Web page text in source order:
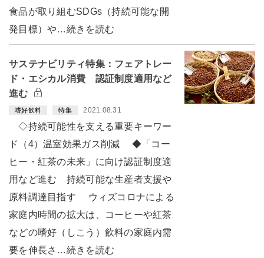
食品が取り組むSDGs（持続可能な開
発目標）や…続きを読む
サステナビリティ特集：フェアトレー
ド・エシカル消費 認証制度適用など
進む
嗜好飲料 特集 2021.08.31
◇持続可能性を支える重要キーワー
ド（4）温室効果ガス削減 ◆「コー
ヒー・紅茶の未来」に向け認証制度適
用など進む 持続可能な生産者支援や
原料調達目指す ウィズコロナによる
家庭内時間の拡大は、コーヒーや紅茶
などの嗜好（しこう）飲料の家庭内需
要を伸長さ…続きを読む